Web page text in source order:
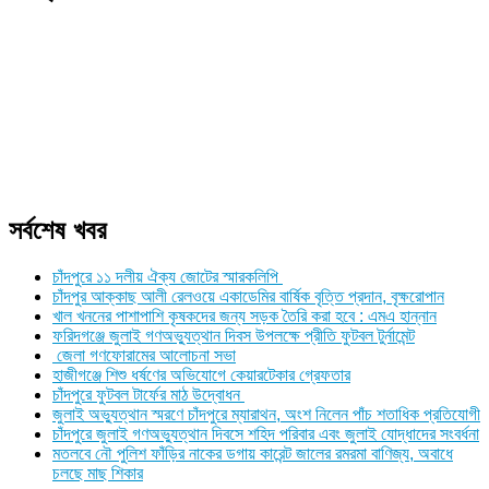
সর্বশেষ খবর
চাঁদপুরে ১১ দলীয় ঐক্য জোটের স্মারকলিপি
চাঁদপুর আক্কাছ আলী রেলওয়ে একাডেমির বার্ষিক বৃত্তি প্রদান, বৃক্ষরোপান
খাল খননের পাশাপাশি কৃষকদের জন্য সড়ক তৈরি করা হবে : এমএ হান্নান
ফরিদগঞ্জে জুলাই গণঅভ্যুত্থান দিবস উপলক্ষে প্রীতি ফুটবল টুর্নামেন্ট
জেলা গণফোরামের আলোচনা সভা
হাজীগঞ্জে শিশু ধর্ষণের অভিযোগে কেয়ারটেকার গ্রেফতার
চাঁদপুরে ফুটবল টার্ফের মাঠ উদ্বোধন
জুলাই অভ্যুত্থান স্মরণে চাঁদপুরে ম্যারাথন, অংশ নিলেন পাঁচ শতাধিক প্রতিযোগী
চাঁদপুরে জুলাই গণঅভ্যুত্থান দিবসে শহিদ পরিবার এবং জুলাই যোদ্ধাদের সংবর্ধনা
মতলবে নৌ পুলিশ ফাঁড়ির নাকের ডগায় কারেন্ট জালের রমরমা বাণিজ্য, অবাধে
চলছে মাছ শিকার